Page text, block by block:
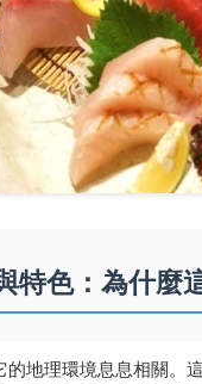
特色：為什麼
地理環境息息相關。